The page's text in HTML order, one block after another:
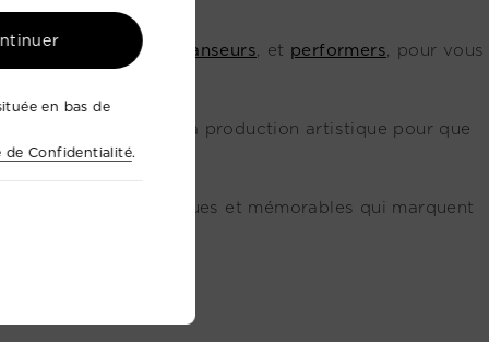
musiciens acteurs danseurs, et performers, pour vous
les aspects de la production artistique pour que
uniques et mémorables qui marquent
en bas de
de Confidentialité.